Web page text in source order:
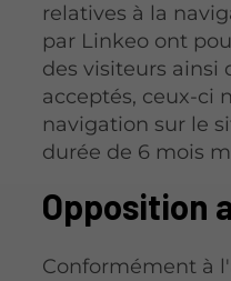
relatives à la
par Linkeo ont
des visiteurs ainsi
acceptés, ceux-ci
navigation sur le
durée de 6 mois
Opposition
Conformément à